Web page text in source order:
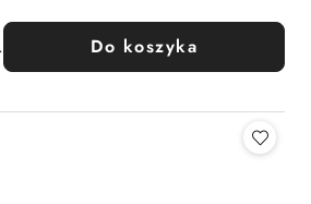
Do koszyka